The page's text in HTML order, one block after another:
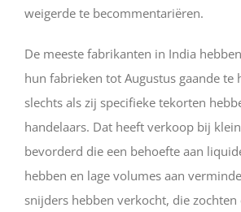
weigerde te becommentariëren.
De meeste fabrikanten in India
hun fabrieken tot Augustus gaande te
slechts als zij specifieke tekorten
handelaars. Dat heeft verkoop bij
bevorderd die een behoefte aan
hebben en lage volumes aan
snijders hebben verkocht, die